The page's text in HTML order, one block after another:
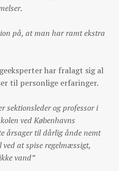
på, at man har ramt ekstra
har fralagt sig al
til personlige erfaringer.
sektionsleder og professor i
ved Københavns
årsager til dårlig ånde nemt
ved at spise regelmæssigt,
vand”